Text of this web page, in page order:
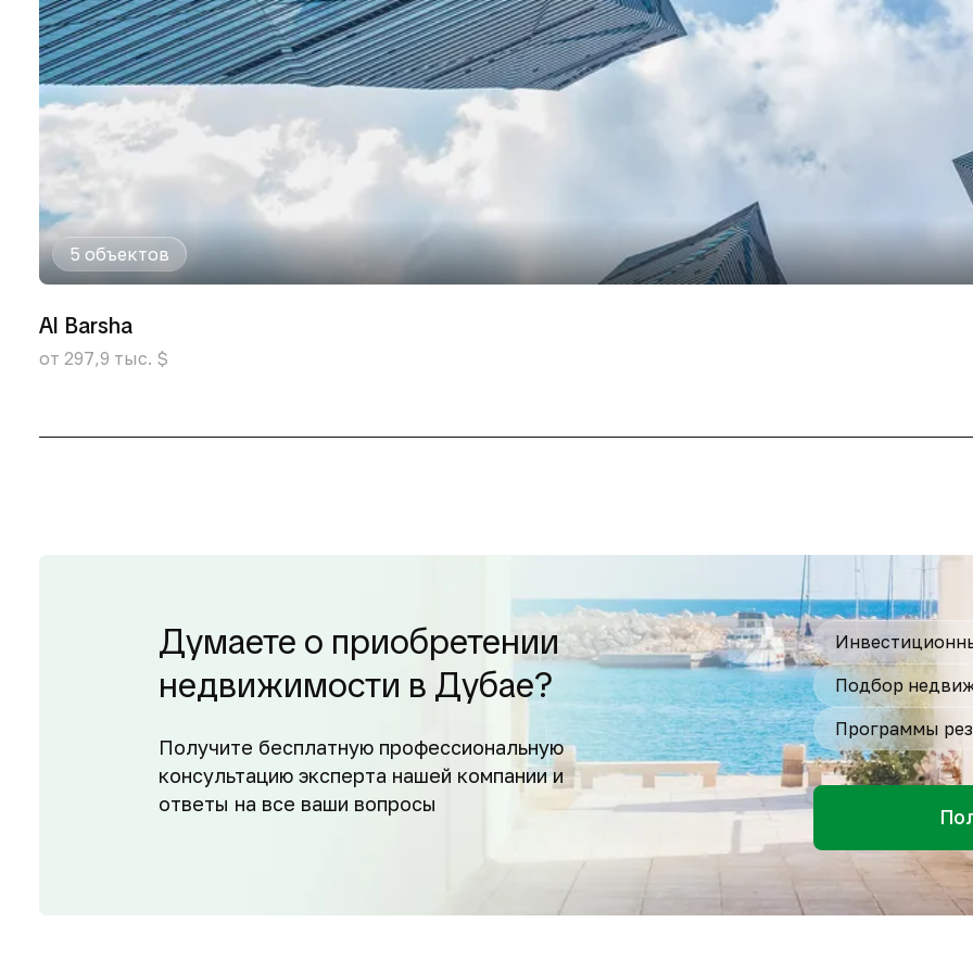
5 объектов
Al Barsha
от 297,9 тыс. $
Думаете о приобретении
недвижимости в Дубае?
Получите бесплатную профессиональную
консультацию эксперта нашей компании и
ответы на все ваши вопросы
Подбор
Программы